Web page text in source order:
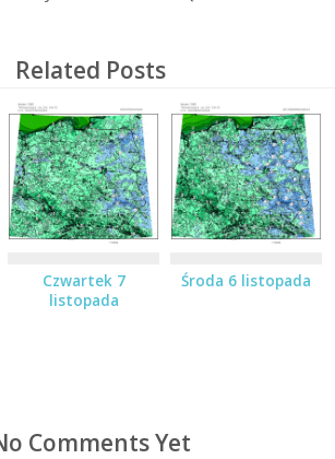
Related Posts
Czwartek 7
listopada
Środa 6 listopada
Comments Yet